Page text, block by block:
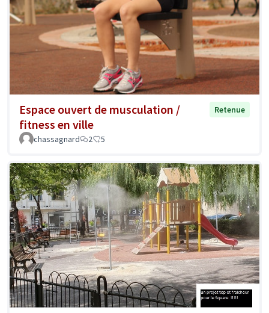
Espace ouvert de musculation /
fitness en ville
Retenue
chassagnard 2 5